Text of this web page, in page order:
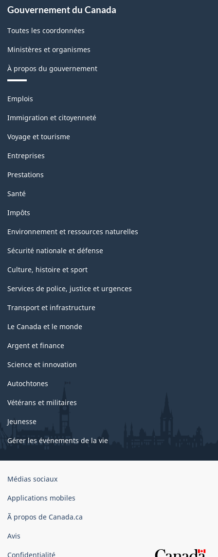
Gouvernement du Canada
Toutes les coordonnées
Ministères et organismes
À propos du gouvernement
Thèmes
sujets
Emplois
Immigration et citoyenneté
Voyage et tourisme
Entreprises
Prestations
Santé
Impôts
Environnement et ressources naturelles
Sécurité nationale et défense
Culture, histoire et sport
Services de police, justice et urgences
Transport et infrastructure
Le Canada et le monde
Argent et finance
Science et innovation
Autochtones
Vétérans et militaires
Jeunesse
Gérer les événements de la vie
Organisation
gouvernement
Canada
Médias sociaux
Applications mobiles
Ã propos de Canada.ca
Avis
Confidentialité